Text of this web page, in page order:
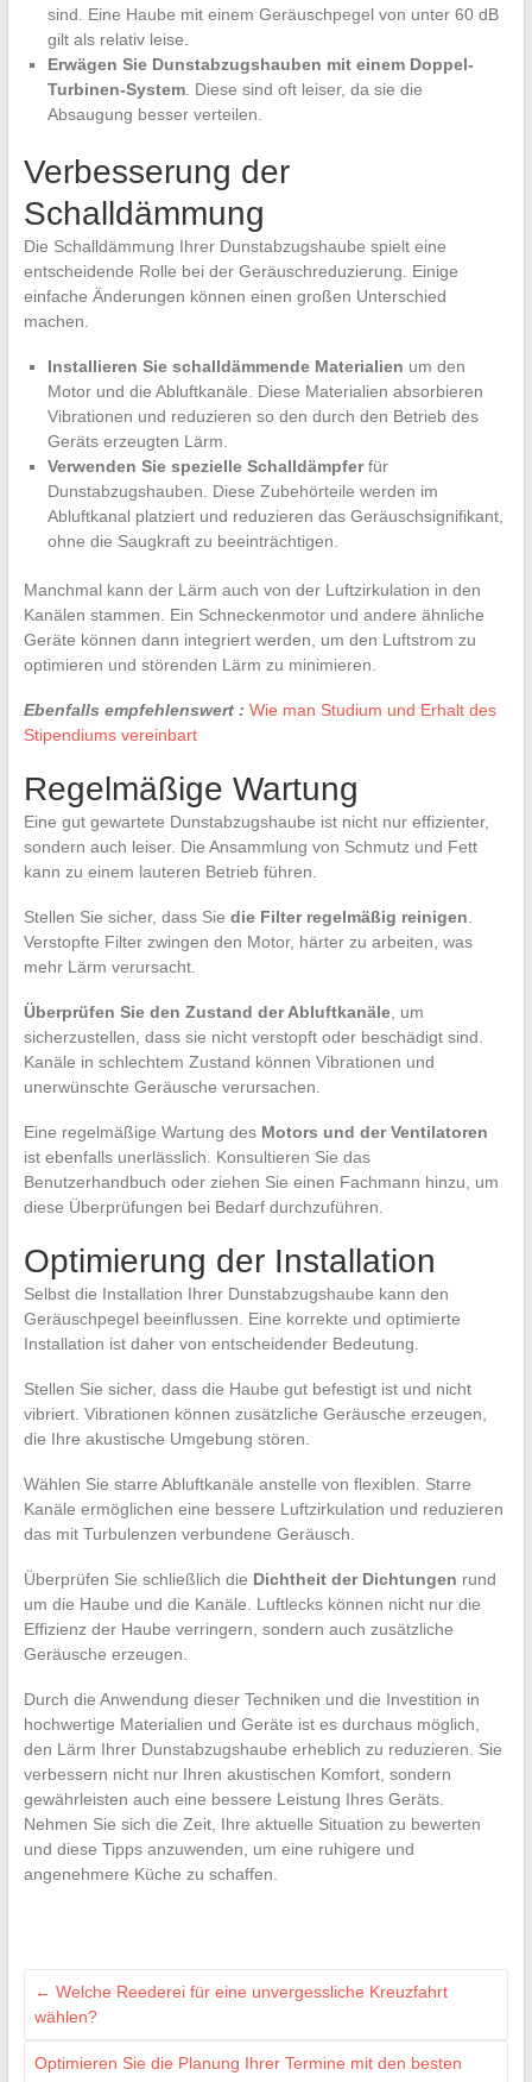
sind. Eine Haube mit einem Geräuschpegel von unter 60 dB
gilt als relativ leise.
Erwägen Sie Dunstabzugshauben mit einem Doppel-
Turbinen-System. Diese sind oft leiser, da sie die
Absaugung besser verteilen.
Verbesserung der
Schalldämmung
Die Schalldämmung Ihrer Dunstabzugshaube spielt eine
entscheidende Rolle bei der Geräuschreduzierung. Einige
einfache Änderungen können einen großen Unterschied
machen.
Installieren Sie schalldämmende Materialien um den
Motor und die Abluftkanäle. Diese Materialien absorbieren
Vibrationen und reduzieren so den durch den Betrieb des
Geräts erzeugten Lärm.
Verwenden Sie spezielle Schalldämpferfür
Dunstabzugshauben. Diese Zubehörteile werden im
Abluftkanal platziert und reduzieren das Geräuschsignifikant,
ohne die Saugkraft zu beeinträchtigen.
Manchmal kann der Lärm auch von der Luftzirkulation in den
Kanälen stammen. Ein Schneckenmotor und andere ähnliche
Geräte können dann integriert werden, um den Luftstrom zu
optimieren und störenden Lärm zu minimieren.
Ebenfalls empfehlenswert : Wie man Studium und Erhalt des
Stipendiums vereinbart
Regelmäßige Wartung
Eine gut gewartete Dunstabzugshaube ist nicht nur effizienter,
sondern auch leiser. Die Ansammlung von Schmutz und Fett
kann zu einem lauteren Betrieb führen.
Stellen Sie sicher, dass Sie die Filter regelmäßig reinigen
Verstopfte Filter zwingen den Motor, härter zu arbeiten, was
mehr Lärm verursacht.
Überprüfen Sie den Zustand der Abluftkanäle, um
sicherzustellen, dass sie nicht verstopft oder beschädigt sind.
Kanäle in schlechtem Zustand können Vibrationen und
unerwünschte Geräusche verursachen.
Eine regelmäßige Wartung des Motors und der Ventilatoren
ist ebenfalls unerlässlich. Konsultieren Sie das
Benutzerhandbuch oder ziehen Sie einen Fachmann hinzu, um
diese Überprüfungen bei Bedarf durchzuführen.
Optimierung der Installation
Selbst die Installation Ihrer Dunstabzugshaube kann den
Geräuschpegel beeinflussen. Eine korrekte und optimierte
Installation ist daher von entscheidender Bedeutung.
Stellen Sie sicher, dass die Haube gut befestigt ist und nicht
vibriert. Vibrationen können zusätzliche Geräusche erzeugen,
die Ihre akustische Umgebung stören.
Wählen Sie starre Abluftkanäle anstelle von flexiblen. Starre
Kanäle ermöglichen eine bessere Luftzirkulation und reduzieren
das mit Turbulenzen verbundene Geräusch.
Überprüfen Sie schließlich die Dichtheit der Dichtungen rund
um die Haube und die Kanäle. Luftlecks können nicht nur die
Effizienz der Haube verringern, sondern auch zusätzliche
Geräusche erzeugen.
Durch die Anwendung dieser Techniken und die Investition in
hochwertige Materialien und Geräte ist es durchaus möglich,
den Lärm Ihrer Dunstabzugshaube erheblich zu reduzieren. Sie
verbessern nicht nur Ihren akustischen Komfort, sondern
gewährleisten auch eine bessere Leistung Ihres Geräts.
Nehmen Sie sich die Zeit, Ihre aktuelle Situation zu bewerten
und diese Tipps anzuwenden, um eine ruhigere und
angenehmere Küche zu schaffen.
← Welche Reederei für eine unvergessliche Kreuzfahrt
wählen?
Optimieren Sie die Planung Ihrer Termine mit den besten